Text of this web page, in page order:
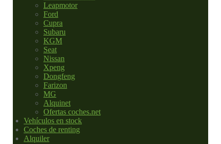
Leapmotor
Ford
Cupra
Subaru
KGM
Seat
Nissan
Xpeng
Dongfeng
Farizon
MG
Alquinet
Ofertas coches.net
Vehículos en stock
Coches de renting
Alquiler